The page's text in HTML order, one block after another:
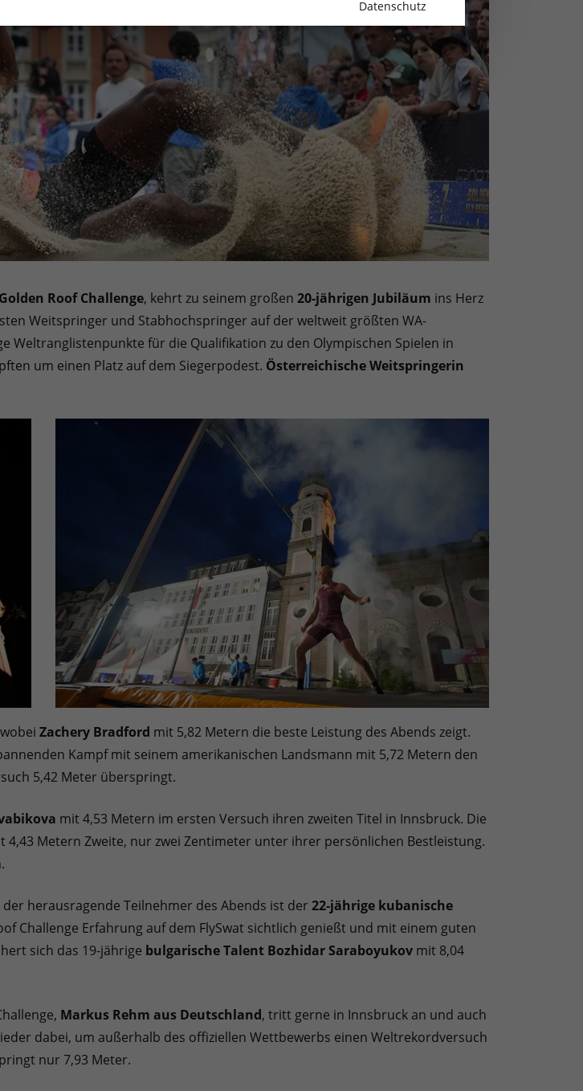
Golden Roof Challenge, kehrt zu seinem großen 20-jährigen Jubiläum ins Herz
Weitspringer und Stabhochspringer auf der weltweit größten WA-
Weltranglistenpunkte für die Qualifikation zu den Olympischen Spielen in
um einen Platz auf dem Siegerpodest. Österreichische Weitspringerin
Zachery Bradford mit 5,82 Metern die beste Leistung des Abends zeigt.
Kampf mit seinem amerikanischen Landsmann mit 5,72 Metern den
5,42 Meter überspringt.
mit 4,53 Metern im ersten Versuch ihren zweiten Titel in Innsbruck. Die
4,43 Metern Zweite, nur zwei Zentimeter unter ihrer persönlichen Bestleistung.
herausragende Teilnehmer des Abends ist der 22-jährige kubanische
Challenge Erfahrung auf dem FlySwat sichtlich genießt und mit einem guten
sich das 19-jährige bulgarische Talent Bozhidar Saraboyukov mit 8,04
Markus Rehm aus Deutschland, tritt gerne in Innsbruck an und auch
dabei, um außerhalb des offiziellen Wettbewerbs einen Weltrekordversuch
nur 7,93 Meter.
Datenschutz